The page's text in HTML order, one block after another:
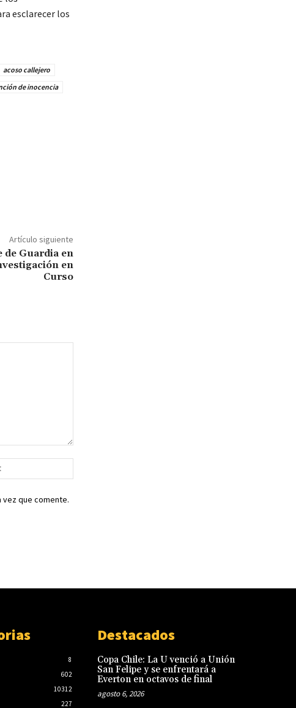
esclarecer los
acoso callejero
de inocencia
Artículo siguiente
de Guardia en
en
Curso
web:
que comente.
8
602
10312
227
Destacados
Copa Chile: La U venció a Unión
San Felipe y se enfrentará a
Everton en octavos de final
agosto 6, 2026